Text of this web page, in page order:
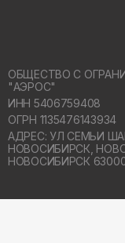
ОБЩЕСТВО С
"АЭРОС"
ИНН 5406759408
ОГРН 1135476143934
АДРЕС: УЛ СЕМЬИ
НОВОСИБИРСК,
НОВОСИБИРСК